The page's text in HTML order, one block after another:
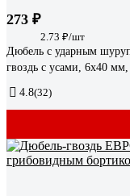
273 ₽
2.73 ₽/шт
Дюбель с ударным
гвоздь с усами, 6x40
4.8(32)